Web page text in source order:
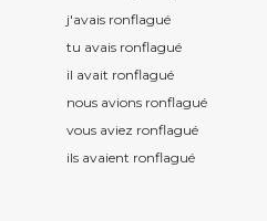
j'avais ronflagué
tu avais ronflagué
il avait ronflagué
nous avions ronflagué
vous aviez ronflagué
ils avaient ronflagué